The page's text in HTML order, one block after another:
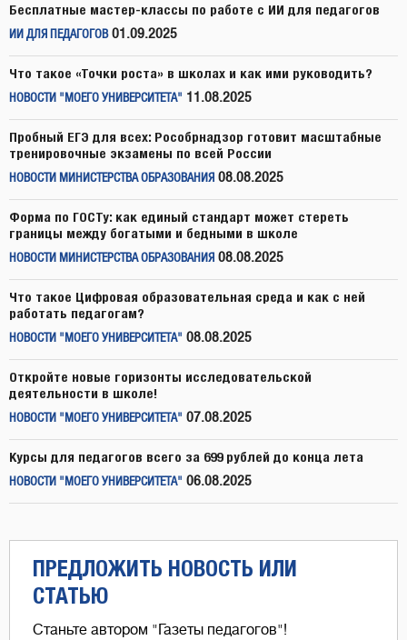
Бесплатные мастер-классы по работе с ИИ для педагогов
ИИ ДЛЯ ПЕДАГОГОВ 01.09.2025
Что такое «Точки роста» в школах и как ими руководить?
НОВОСТИ "МОЕГО УНИВЕРСИТЕТА" 11.08.2025
Пробный ЕГЭ для всех: Рособрнадзор готовит масштабные
тренировочные экзамены по всей России
НОВОСТИ МИНИСТЕРСТВА ОБРАЗОВАНИЯ 08.08.2025
Форма по ГОСТу: как единый стандарт может стереть
границы между богатыми и бедными в школе
НОВОСТИ МИНИСТЕРСТВА ОБРАЗОВАНИЯ 08.08.2025
Что такое Цифровая образовательная среда и как с ней
работать педагогам?
НОВОСТИ "МОЕГО УНИВЕРСИТЕТА" 08.08.2025
Откройте новые горизонты исследовательской
деятельности в школе!
НОВОСТИ "МОЕГО УНИВЕРСИТЕТА" 07.08.2025
Курсы для педагогов всего за 699 рублей до конца лета
НОВОСТИ "МОЕГО УНИВЕРСИТЕТА" 06.08.2025
ПРЕДЛОЖИТЬ НОВОСТЬ ИЛИ
СТАТЬЮ
Станьте автором "Газеты педагогов"!